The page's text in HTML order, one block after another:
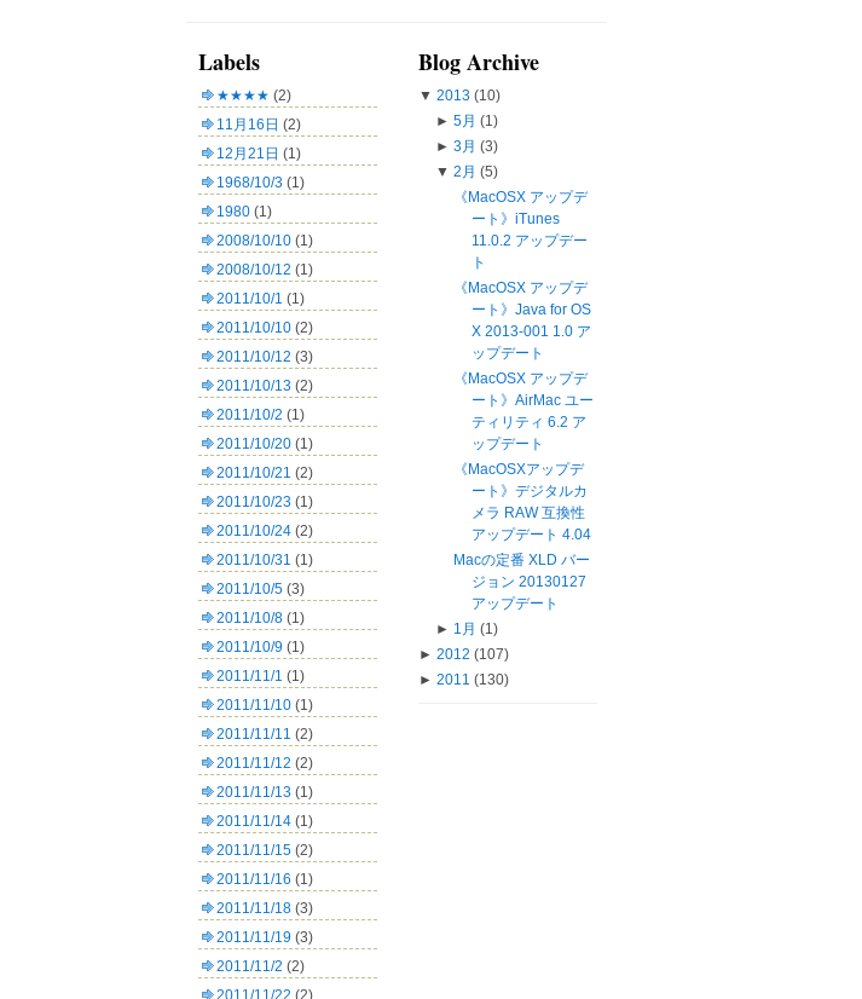
Labels
★★★★ (2)
11月16日 (2)
12月21日 (1)
1968/10/3 (1)
1980 (1)
2008/10/10 (1)
2008/10/12 (1)
2011/10/1 (1)
2011/10/10 (2)
2011/10/12 (3)
2011/10/13 (2)
2011/10/2 (1)
2011/10/20 (1)
2011/10/21 (2)
2011/10/23 (1)
2011/10/24 (2)
2011/10/31 (1)
2011/10/5 (3)
2011/10/8 (1)
2011/10/9 (1)
2011/11/1 (1)
2011/11/10 (1)
2011/11/11 (2)
2011/11/12 (2)
2011/11/13 (1)
2011/11/14 (1)
2011/11/15 (2)
2011/11/16 (1)
2011/11/18 (3)
2011/11/19 (3)
2011/11/2 (2)
2011/11/22 (2)
Blog Archive
▼ 2013 (10)
► 5月 (1)
► 3月 (3)
▼ 2月 (5)
《MacOSX アップデ
ート》iTunes
11.0.2 アップデー
ト
《MacOSX アップデ
ート》Java for OS
X 2013-001 1.0 ア
ップデート
《MacOSX アップデ
ート》AirMac ユー
ティリティ 6.2 ア
ップデート
《MacOSXアップデ
ート》デジタルカ
メラ RAW 互換性
アップデート 4.04
Macの定番 XLD バー
ジョン 20130127
アップデート
► 1月 (1)
► 2012 (107)
► 2011 (130)